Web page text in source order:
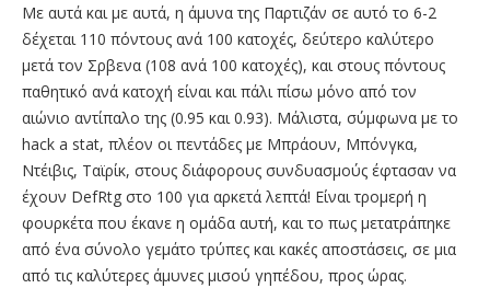
Με αυτά και με αυτά, η άμυνα της Παρτιζάν σε αυτό το 6-2
δέχεται 110 πόντους ανά 100 κατοχές, δεύτερο καλύτερο
μετά τον Σρβενα (108 ανά 100 κατοχές), και στους πόντους
παθητικό ανά κατοχή είναι και πάλι πίσω μόνο από τον
αιώνιο αντίπαλο της (0.95 και 0.93). Μάλιστα, σύμφωνα με το
hack a stat, πλέον οι πεντάδες με Μπράουν, Μπόνγκα,
Ντέιβις, Ταϊρίκ, στους διάφορους συνδυασμούς έφτασαν να
έχουν DefRtg στο 100 για αρκετά λεπτά! Είναι τρομερή η
φουρκέτα που έκανε η ομάδα αυτή, και το πως μετατράπηκε
από ένα σύνολο γεμάτο τρύπες και κακές αποστάσεις, σε μια
από τις καλύτερες άμυνες μισού γηπέδου, προς ώρας.